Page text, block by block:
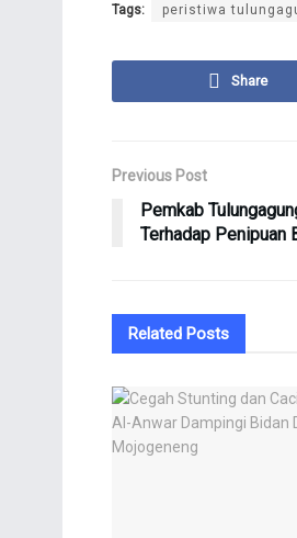
Tags: peristiwa
Share
Previous Post
Pemkab
Terhadap Penipuan
Related Posts